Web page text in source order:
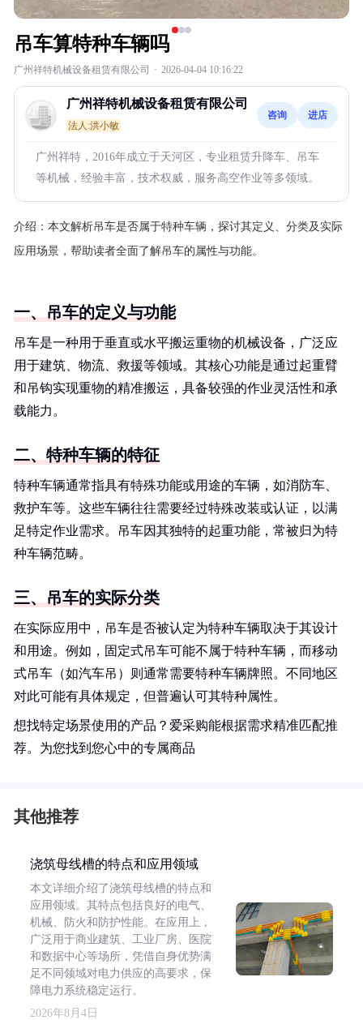
吊车算特种车辆吗
广州祥特机械设备租赁有限公司 · 2026-04-04 10:16:22
广州祥特机械设备租赁有限公司
法人:洪小敏
咨询 进店
广州祥特，2016年成立于天河区，专业租赁升降车、吊车
等机械，经验丰富，技术权威，服务高空作业等多领域。
介绍： 本文解析吊车是否属于特种车辆，探讨其定义、分类及实际
应用场景，帮助读者全面了解吊车的属性与功能。
一、吊车的定义与功能
吊车是一种用于垂直或水平搬运重物的机械设备，广泛应
用于建筑、物流、救援等领域。其核心功能是通过起重臂
和吊钩实现重物的精准搬运，具备较强的作业灵活性和承
载能力。
二、特种车辆的特征
特种车辆通常指具有特殊功能或用途的车辆，如消防车、
救护车等。这些车辆往往需要经过特殊改装或认证，以满
足特定作业需求。吊车因其独特的起重功能，常被归为特
种车辆范畴。
三、吊车的实际分类
在实际应用中，吊车是否被认定为特种车辆取决于其设计
和用途。例如，固定式吊车可能不属于特种车辆，而移动
式吊车（如汽车吊）则通常需要特种车辆牌照。不同地区
对此可能有具体规定，但普遍认可其特种属性。
想找特定场景使用的产品？爱采购能根据需求精准匹配推
荐。为您找到您心中的专属商品
其他推荐
浇筑母线槽的特点和应用领域
本文详细介绍了浇筑母线槽的特点和
应用领域。其特点包括良好的电气、
机械、防火和防护性能。在应用上，
广泛用于商业建筑、工业厂房、医院
和数据中心等场所，凭借自身优势满
足不同领域对电力供应的高要求，保
障电力系统稳定运行。
2026年8月4日